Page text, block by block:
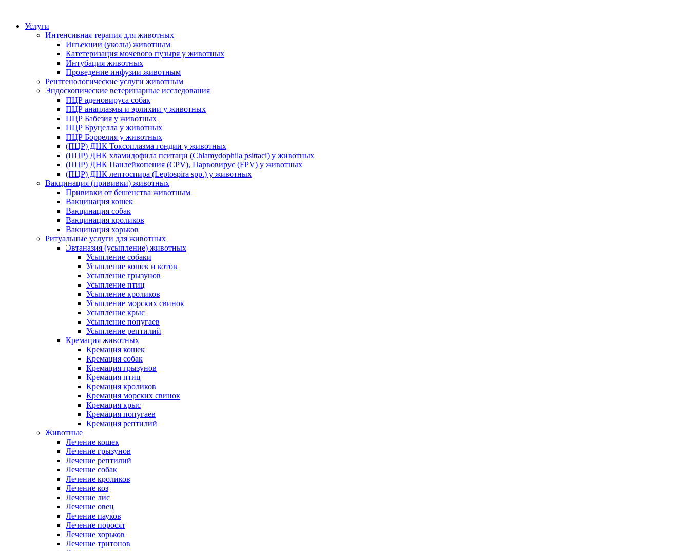
Услуги
Интенсивная терапия для животных
Инъекции (уколы) животным
Катетеризация мочевого пузыря у животных
Интубация животных
Проведение инфузии животным
Рентгенологические услуги животным
Эндоскопические ветеринарные исследования
ПЦР аденовируса собак
ПЦР анаплазмы и эрлихии у животных
ПЦР Бабезия у животных
ПЦР Бруцелла у животных
ПЦР Боррелия у животных
(ПЦР) ДНК Токсоплазма гондии у животных
(ПЦР) ДНК хламидофила пситаци (Chlamydophila psittaci) у животных
(ПЦР) ДНК Панлейкопения (CPV), Парвовирус (FPV) у животных
(ПЦР) ДНК лептоспира (Leptospira spp.) у животных
Вакцинация (прививки) животных
Прививки от бешенства животным
Вакцинация кошек
Вакцинация собак
Вакцинация кроликов
Вакцинация хорьков
Ритуальные услуги для животных
Эвтаназия (усыпление) животных
Усыпление собаки
Усыпление кошек и котов
Усыпление грызунов
Усыпление птиц
Усыпление кроликов
Усыпление морских свинок
Усыпление крыс
Усыпление попугаев
Усыпление рептилий
Кремация животных
Кремация кошек
Кремация собак
Кремация грызунов
Кремация птиц
Кремация кроликов
Кремация морских свинок
Кремация крыс
Кремация попугаев
Кремация рептилий
Животные
Лечение кошек
Лечение грызунов
Лечение рептилий
Лечение собак
Лечение кроликов
Лечение коз
Лечение лис
Лечение овец
Лечение пауков
Лечение поросят
Лечение хорьков
Лечение тритонов